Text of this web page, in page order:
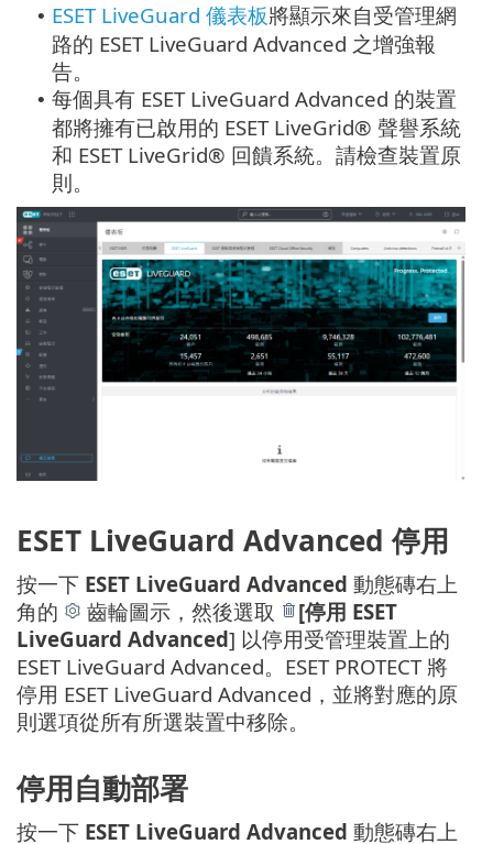
• ESET LiveGuard 儀表板將顯示來自受管理網
路的 ESET LiveGuard Advanced 之增強報
告。
• 每個具有 ESET LiveGuard Advanced 的裝置
都將擁有已啟用的 ESET LiveGrid® 聲譽系統
和 ESET LiveGrid® 回饋系統。請檢查裝置原
則。
ESET LiveGuard Advanced 停用
按一下 ESET LiveGuard Advanced 動態磚右上
角的
齒輪圖示，然後選取
[停用 ESET
LiveGuard Advanced] 以停用受管理裝置上的
ESET LiveGuard Advanced。ESET PROTECT 將
停用 ESET LiveGuard Advanced，並將對應的原
則選項從所有所選裝置中移除。
停用自動部署
按一下 ESET LiveGuard Advanced 動態磚右上